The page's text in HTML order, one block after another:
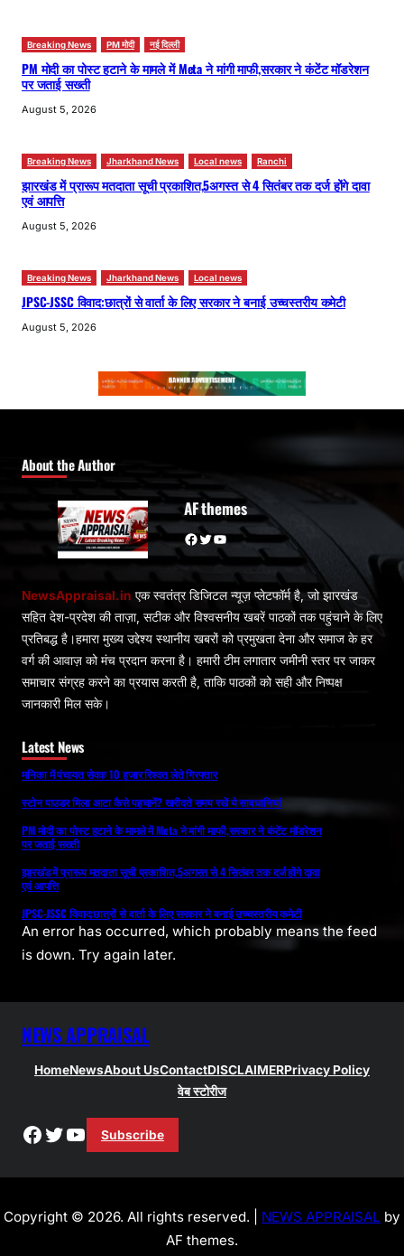
Breaking News PM मोदी नई दिल्ली
PM मोदी का पोस्ट हटाने के मामले में Meta ने मांगी माफी,सरकार ने कंटेंट मॉडरेशन
पर जताई सख्ती
August 5, 2026
Breaking News Jharkhand News Local news Ranchi
झारखंड में प्रारूप मतदाता सूची प्रकाशित,5अगस्त से 4 सितंबर तक दर्ज होंगे दावा
एवं आपत्ति
August 5, 2026
Breaking News Jharkhand News Local news
JPSC-JSSC विवाद:छात्रों से वार्ता के लिए सरकार ने बनाई उच्चस्तरीय कमेटी
August 5, 2026
About the Author
AF themes
Facebook Twitter YouTube
NewsAppraisal.in एक स्वतंत्र डिजिटल न्यूज़ प्लेटफॉर्म है, जो झारखंड
सहित देश-प्रदेश की ताज़ा, सटीक और विश्वसनीय खबरें पाठकों तक पहुंचाने के लिए
प्रतिबद्ध है।हमारा मुख्य उद्देश्य स्थानीय खबरों को प्रमुखता देना और समाज के हर
वर्ग की आवाज़ को मंच प्रदान करना है। हमारी टीम लगातार जमीनी स्तर पर जाकर
समाचार संग्रह करने का प्रयास करती है, ताकि पाठकों को सही और निष्पक्ष
जानकारी मिल सके।
Latest News
मनिका में पंचायत सेवक 10 हजार रिश्वत लेते गिरफ्तार
स्टोन पाउडर मिला आटा कैसे पहचानें? खरीदते समय रखें ये सावधानियां
PM मोदी का पोस्ट हटाने के मामले में Meta ने मांगी माफी,सरकार ने कंटेंट मॉडरेशन
पर जताई सख्ती
झारखंड में प्रारूप मतदाता सूची प्रकाशित,5अगस्त से 4 सितंबर तक दर्ज होंगे दावा
एवं आपत्ति
JPSC-JSSC विवाद:छात्रों से वार्ता के लिए सरकार ने बनाई उच्चस्तरीय कमेटी
An error has occurred, which probably means the feed
is down. Try again later.
NEWS APPRAISAL
HomeNewsAbout UsContactDISCLAIMERPrivacy Policy
वेब स्टोरीज
Facebook
Twitter
YouTube
Subscribe
Copyright © 2026. All rights reserved. | NEWS APPRAISAL by
AF themes.